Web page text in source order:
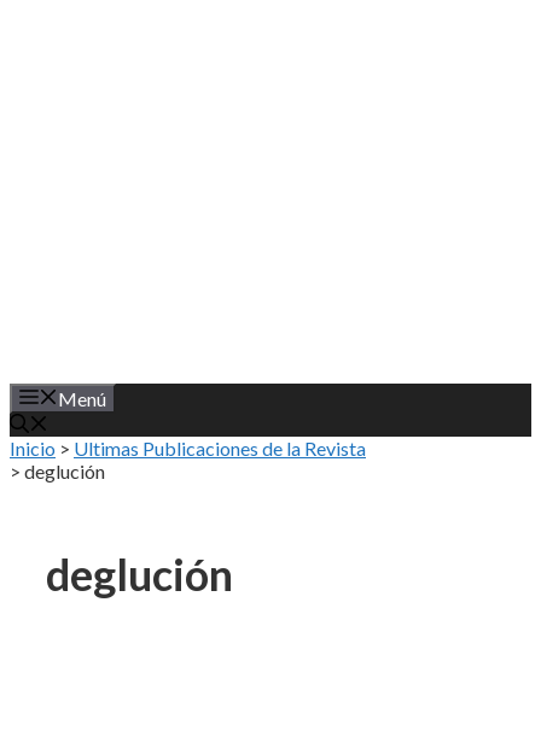
Menú
Inicio > Ultimas Publicaciones de la Revista
> deglución
deglución